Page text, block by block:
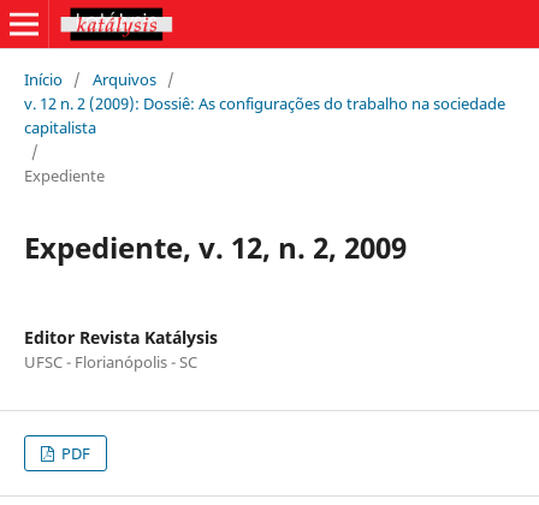
Início / Arquivos /
v. 12 n. 2 (2009): Dossiê: As configurações do trabalho na sociedade
capitalista
/
Expediente
Expediente, v. 12, n. 2, 2009
Editor Revista Katálysis
UFSC - Florianópolis - SC
PDF